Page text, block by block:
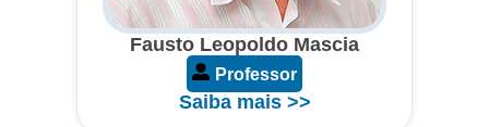
Fausto Leopoldo Mascia
Professor
Saiba mais >>